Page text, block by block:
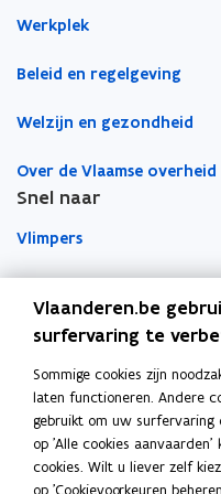
n
i
u
v
e
n
n
i
u
v
e
n
e
r
l
m
o
e
m
i
l
a
p
l
i
a
t
i
e
Werkplek
Beleid en regelgeving
Welzijn en gezondheid
Over de Vlaamse overheid
Snel naar
Vlimpers
Orafin
Dit is een website van
Agentschap
Het Facilitair Bedrijf
Vlaanderen.be
surfervaring te
Sommige cookies zijn
laten functioneren. Andere
gebruikt om uw
op 'Alle cookies
cookies. Wilt u liever zelf
op 'Cookievoorkeuren